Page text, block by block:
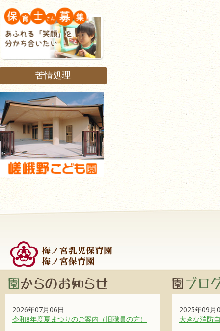
苦情処理
2026年07月06日
令和8年度夏まつりのご案内（旧職員の方）
2025年09月
大きな消防